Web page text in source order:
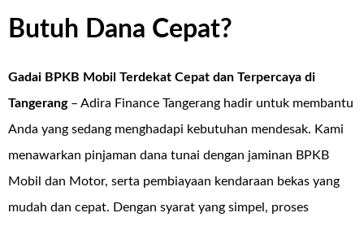
Butuh Dana Cepat?
Gadai BPKB Mobil Terdekat Cepat dan Terpercaya di
Tangerang– Adira Finance Tangerang hadir untuk membantu
Anda yang sedang menghadapi kebutuhan mendesak. Kami
menawarkan pinjaman dana tunai dengan jaminan BPKB
Mobil dan Motor, serta pembiayaan kendaraan bekas yang
mudah dan cepat. Dengan syarat yang simpel, proses